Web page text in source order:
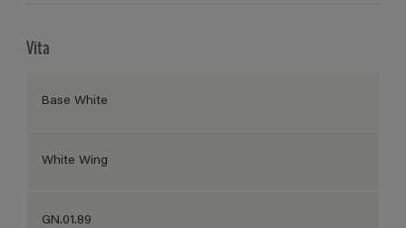
Vita
Base White
White Wing
GN.01.89